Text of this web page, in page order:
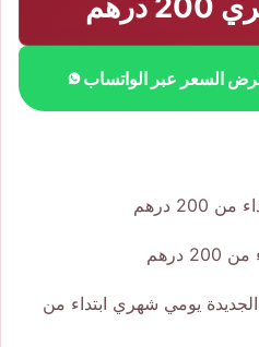
السعر عبر الواتساب
درهم
درهم
يومي شهري ابتداء من